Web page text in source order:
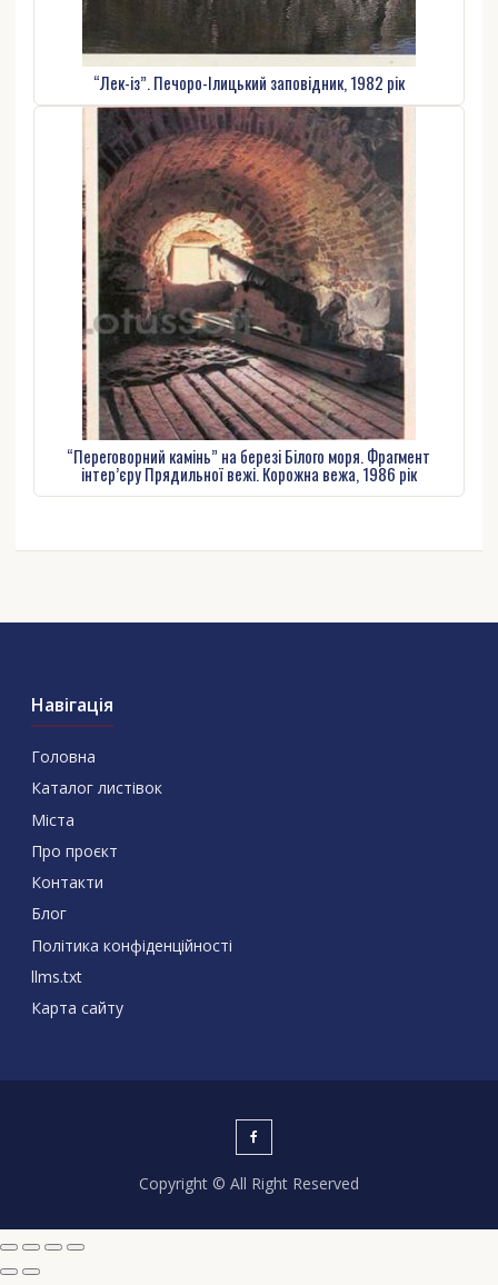
“Лек-із”. Печоро-Ілицький заповідник, 1982 рік
“Переговорний камінь” на березі Білого моря. Фрагмент
інтер’єру Прядильної вежі. Корожна вежа, 1986 рік
Навігація
Головна
Каталог листівок
Міста
Про проєкт
Контакти
Блог
Політика конфіденційності
llms.txt
Карта сайту
Copyright © All Right Reserved